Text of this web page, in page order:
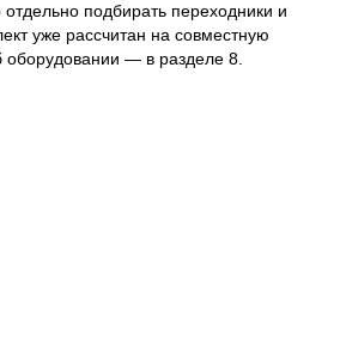
подбирать переходники и
уже рассчитан на совместную
оборудовании — в разделе 8.